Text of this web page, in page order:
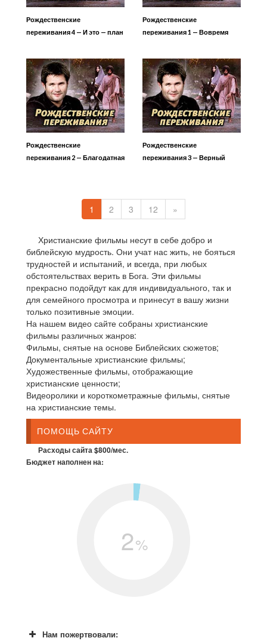
Рождественские
переживания 4 — И это — план
Рождественские
переживания 1 — Вовремя
Рождественские
переживания 2 — Благодатная
Рождественские
переживания 3 — Верный
1 2 3 12 »
Христианские фильмы несут в себе добро и
библейскую мудрость. Они учат нас жить, не бояться
трудностей и испытаний, и всегда, при любых
обстоятельствах верить в Бога. Эти фильмы
прекрасно подойдут как для индивидуального, так и
для семейного просмотра и принесут в вашу жизни
только позитивные эмоции.
На нашем видео сайте собраны христианские
фильмы различных жанров:
Фильмы, снятые на основе Библейских сюжетов;
Документальные христианские фильмы;
Художественные фильмы, отображающие
христианские ценности;
Видеоролики и короткометражные фильмы, снятые
на христианские темы.
ПОМОЩЬ САЙТУ
Расходы сайта $800/мес.
Бюджет наполнен на:
2%
Нам пожертвовали: